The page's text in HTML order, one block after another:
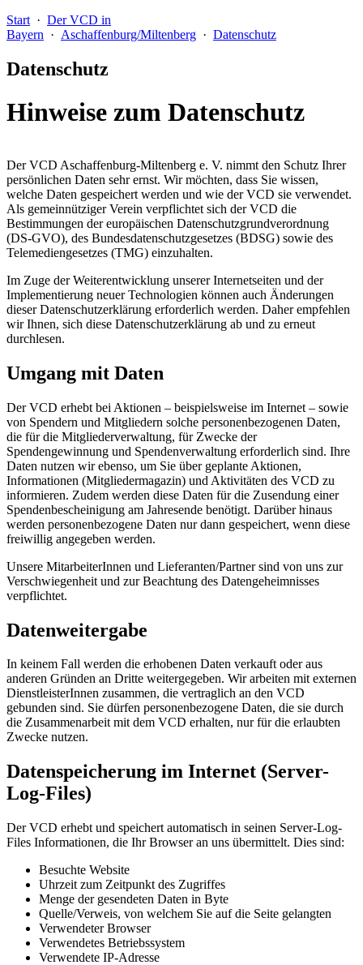
Start · Der VCD in
Bayern · Aschaffenburg/Miltenberg · Datenschutz
Datenschutz
Hinweise zum Datenschutz
Der VCD Aschaffenburg-Miltenberg e. V. nimmt den Schutz Ihrer
persönlichen Daten sehr ernst. Wir möchten, dass Sie wissen,
welche Daten gespeichert werden und wie der VCD sie verwendet.
Als gemeinnütziger Verein verpflichtet sich der VCD die
Bestimmungen der europäischen Datenschutzgrundverordnung
(DS-GVO), des Bundesdatenschutzgesetzes (BDSG) sowie des
Telemediengesetzes (TMG) einzuhalten.
Im Zuge der Weiterentwicklung unserer Internetseiten und der
Implementierung neuer Technologien können auch Änderungen
dieser Datenschutzerklärung erforderlich werden. Daher empfehlen
wir Ihnen, sich diese Datenschutzerklärung ab und zu erneut
durchlesen.
Umgang mit Daten
Der VCD erhebt bei Aktionen – beispielsweise im Internet – sowie
von Spendern und Mitgliedern solche personenbezogenen Daten,
die für die Mitgliederverwaltung, für Zwecke der
Spendengewinnung und Spendenverwaltung erforderlich sind. Ihre
Daten nutzen wir ebenso, um Sie über geplante Aktionen,
Informationen (Mitgliedermagazin) und Aktivitäten des VCD zu
informieren. Zudem werden diese Daten für die Zusendung einer
Spendenbescheinigung am Jahresende benötigt. Darüber hinaus
werden personenbezogene Daten nur dann gespeichert, wenn diese
freiwillig angegeben werden.
Unsere MitarbeiterInnen und Lieferanten/Partner sind von uns zur
Verschwiegenheit und zur Beachtung des Datengeheimnisses
verpflichtet.
Datenweitergabe
In keinem Fall werden die erhobenen Daten verkauft oder aus
anderen Gründen an Dritte weitergegeben. Wir arbeiten mit externen
DienstleisterInnen zusammen, die vertraglich an den VCD
gebunden sind. Sie dürfen personenbezogene Daten, die sie durch
die Zusammenarbeit mit dem VCD erhalten, nur für die erlaubten
Zwecke nutzen.
Datenspeicherung im Internet (Server-
Log-Files)
Der VCD erhebt und speichert automatisch in seinen Server-Log-
Files Informationen, die Ihr Browser an uns übermittelt. Dies sind:
Besuchte Website
Uhrzeit zum Zeitpunkt des Zugriffes
Menge der gesendeten Daten in Byte
Quelle/Verweis, von welchem Sie auf die Seite gelangten
Verwendeter Browser
Verwendetes Betriebssystem
Verwendete IP-Adresse